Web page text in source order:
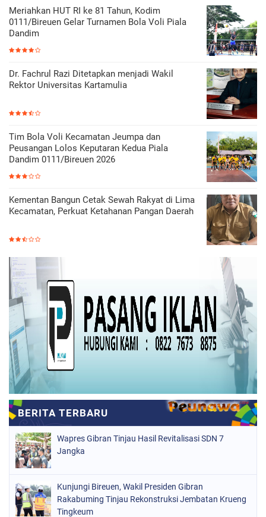
Meriahkan HUT RI ke 81 Tahun, Kodim
0111/Bireuen Gelar Turnamen Bola Voli Piala
Dandim
Dr. Fachrul Razi Ditetapkan menjadi Wakil
Rektor Universitas Kartamulia
Tim Bola Voli Kecamatan Jeumpa dan
Peusangan Lolos Keputaran Kedua Piala
Dandim 0111/Bireuen 2026
Kementan Bangun Cetak Sewah Rakyat di Lima
Kecamatan, Perkuat Ketahanan Pangan Daerah
Wapres Gibran Tinjau Hasil Revitalisasi SDN 7
Jangka
Kunjungi Bireuen, Wakil Presiden Gibran
Rakabuming Tinjau Rekonstruksi Jembatan Krueng
Tingkeum